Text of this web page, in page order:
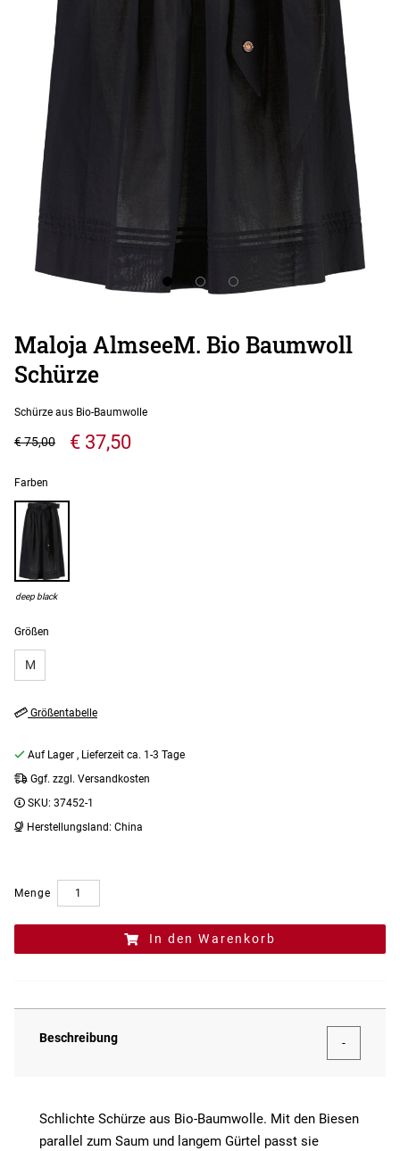
Maloja AlmseeM. Bio Baumwoll
Schürze
Schürze aus Bio-Baumwolle
€ 37,50
€ 75,00
Größen
M
Farben
deep black
Größentabelle
Auf Lager , Lieferzeit ca. 1-3 Tage
Ggf. zzgl. Versandkosten
SKU: 37452-1
Herstellungsland: China
Menge
In den Warenkorb
Beschreibung
Schlichte Schürze aus Bio-Baumwolle. Mit den Biesen
parallel zum Saum und langem Gürtel passt sie